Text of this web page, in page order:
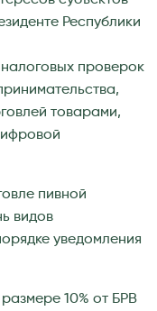
Республики
проверок
товарами,
пивной
видов
уведомления
10% от БРВ